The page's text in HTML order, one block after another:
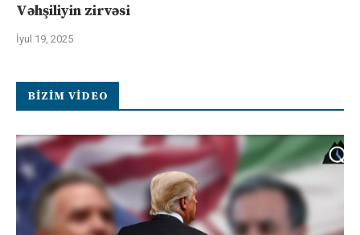
Vəhşiliyin zirvəsi
İyul 19, 2025
BIZIM VIDEO